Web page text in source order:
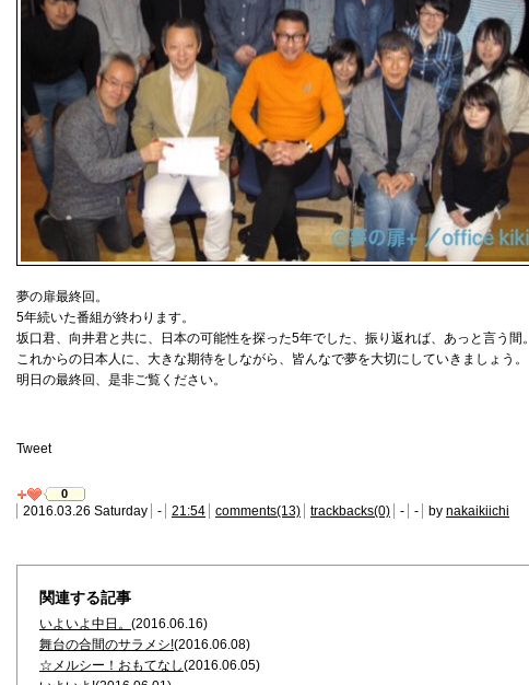
夢の扉最終回。
5年続いた番組が終わります。
坂口君、向井君と共に、日本の可能性を探った5年でした、振り返れば、あっと言う間。
これからの日本人に、大きな期待をしながら、皆んなで夢を大切にしていきましょう。
明日の最終回、是非ご覧ください。
Tweet
0
2016.03.26 Saturday - 21:54 comments(13) trackbacks(0) - - by nakaikiichi
関連する記事
いよいよ中日。 (2016.06.16)
舞台の合間のサラメシ!(2016.06.08)
☆メルシー！おもてなし(2016.06.05)